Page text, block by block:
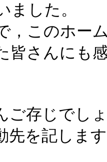
ました。
，このホー
皆さんにも
ご存じでし
先を記しま